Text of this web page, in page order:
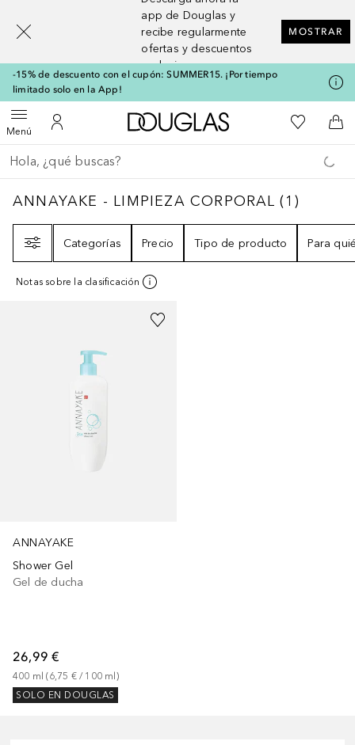
app de Douglas y
recibe regularmente
ofertas y descuentos
exclusivos
MOSTRAR
-15% de descuento con el cupón: SUMMER15. ¡Por tiempo
limitado solo en la App!
MenúAbrir menúMi cuenta
A Douglas HomeMi lista de
A
Regresar
Ejecutar búsqueda
ANNAYAKE - LIMPIEZA CORPORAL 1
ANNAYAKE - LIMPIEZA CORPORAL (1 )
Categorías
Precio Tipo de producto Para
Notas sobre la clasificación
ANNAYAKE
Shower Gel
Gel de ducha
26,99 €
400 ml (6,75 € / 100 ml )
SOLO EN DOUGLAS
[navigation.slideout.screenreader]